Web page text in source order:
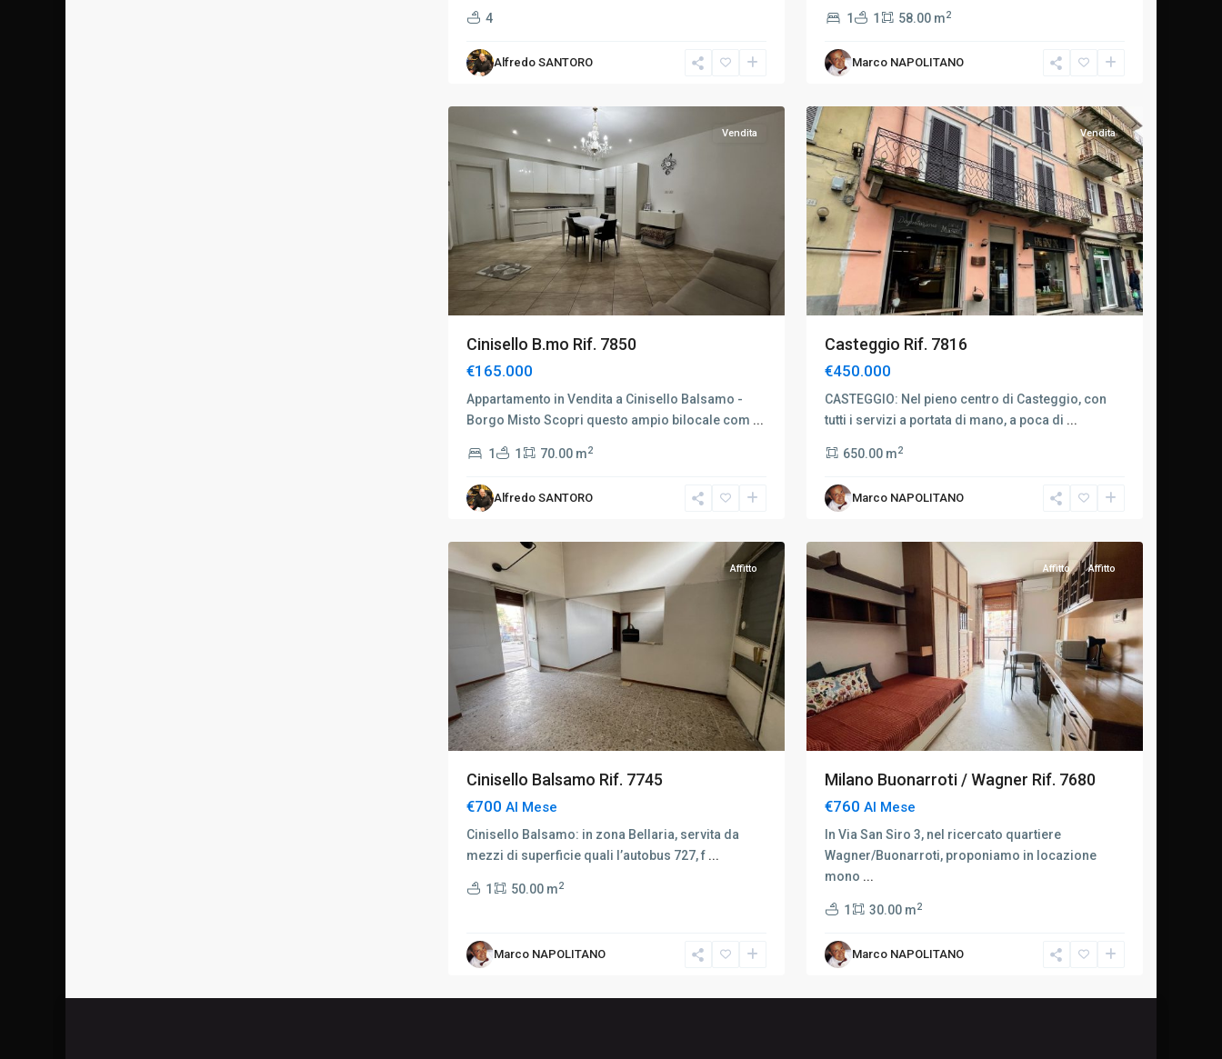
4
Alfredo SANTORO
1 1 58.00 m2
Marco NAPOLITANO
Cinisello
Vendita
Cinisello B.mo Rif. 7850
€165.000
Appartamento in Vendita a Cinisello Balsamo -
Borgo Misto Scopri questo ampio bilocale com ...
1 1 70.00 m2
Alfredo SANTORO
Vendita
Casteggio Rif. 7816
€450.000
CASTEGGIO: Nel pieno centro di Casteggio, con
tutti i servizi a portata di mano, a poca di ...
650.00 m2
Marco NAPOLITANO
Cinisello
Affitto
Cinisello Balsamo Rif. 7745
€700 Al Mese
Cinisello Balsamo: in zona Bellaria, servita da
mezzi di superficie quali l’autobus 727, f ...
1 50.00 m2
Marco NAPOLITANO
Buonarroti
Wagner,
Affitto Affitto
Milano Buonarroti / Wagner Rif. 7680
€760 Al Mese
In Via San Siro 3, nel ricercato quartiere
Wagner/Buonarroti, proponiamo in locazione
mono ...
1 30.00 m2
Marco NAPOLITANO